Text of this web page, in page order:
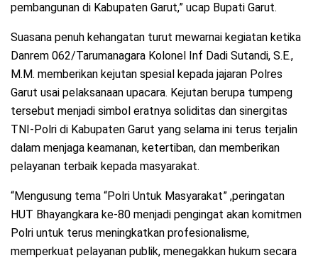
pembangunan di Kabupaten Garut,” ucap Bupati Garut.
Suasana penuh kehangatan turut mewarnai kegiatan ketika
Danrem 062/Tarumanagara Kolonel Inf Dadi Sutandi, S.E.,
M.M. memberikan kejutan spesial kepada jajaran Polres
Garut usai pelaksanaan upacara. Kejutan berupa tumpeng
tersebut menjadi simbol eratnya soliditas dan sinergitas
TNI-Polri di Kabupaten Garut yang selama ini terus terjalin
dalam menjaga keamanan, ketertiban, dan memberikan
pelayanan terbaik kepada masyarakat.
“Mengusung tema “Polri Untuk Masyarakat” ,peringatan
HUT Bhayangkara ke-80 menjadi pengingat akan komitmen
Polri untuk terus meningkatkan profesionalisme,
memperkuat pelayanan publik, menegakkan hukum secara